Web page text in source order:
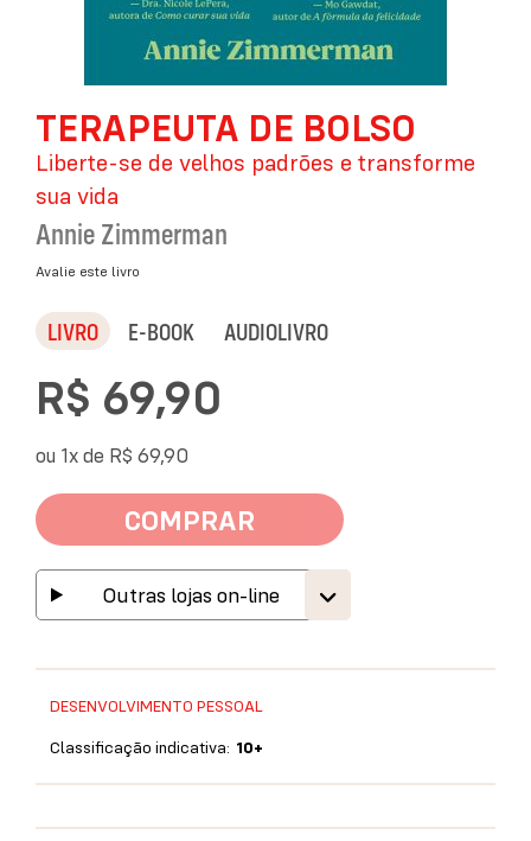
imagens
TERAPEUTA DE BOLSO
Liberte-se de velhos padrões e transforme
sua vida
Annie Zimmerman
Avalie este livro
LIVRO E-BOOK AUDIOLIVRO
COMPRAR
R$ 69,90
ou 1x de R$ 69,90
Outras lojas on-line
DESENVOLVIMENTO PESSOAL
Classificação indicativa: 10+